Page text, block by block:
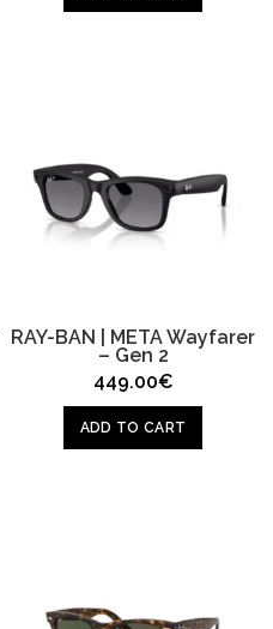
RAY-BAN | META Wayfarer
– Gen 2
449.00€
ADD TO CART